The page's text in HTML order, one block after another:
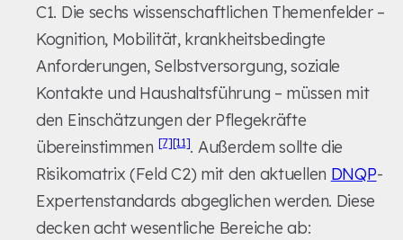
C1. Die sechs wissenschaftlichen Themenfelder –
Kognition, Mobilität, krankheitsbedingte
Anforderungen, Selbstversorgung, soziale
Kontakte und Haushaltsführung – müssen mit
den Einschätzungen der Pflegekräfte
übereinstimmen [7][11]. Außerdem sollte die
Risikomatrix (Feld C2) mit den aktuellen DNQP-
Expertenstandards abgeglichen werden. Diese
decken acht wesentliche Bereiche ab: